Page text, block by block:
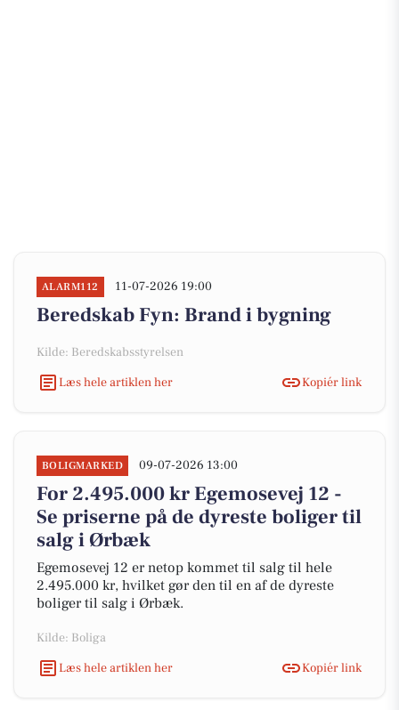
ALARM112 11-07-2026 19:00
Beredskab Fyn: Brand i bygning
Kilde: Beredskabsstyrelsen
Læs hele artiklen her
Kopiér link
BOLIGMARKED 09-07-2026 13:00
For 2.495.000 kr Egemosevej 12 -
Se priserne på de dyreste boliger til
salg i Ørbæk
Egemosevej 12 er netop kommet til salg til hele
2.495.000 kr, hvilket gør den til en af de dyreste
boliger til salg i Ørbæk.
Kilde: Boliga
Læs hele artiklen her
Kopiér link